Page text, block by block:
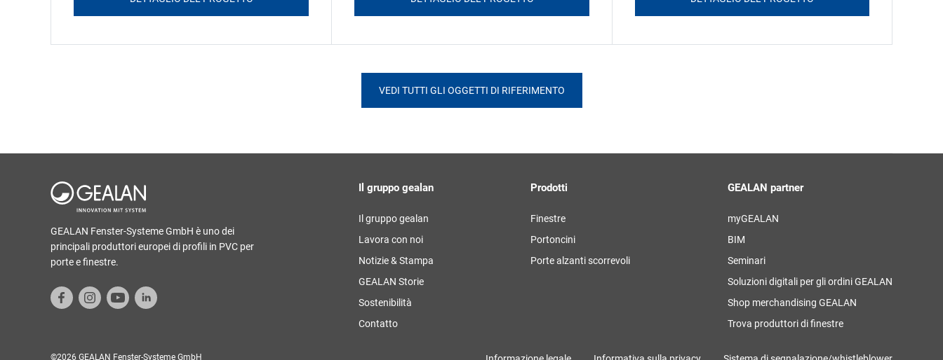
VEDI TUTTI GLI OGGETTI DI RIFERIMENTO
GEALAN Fenster-Systeme GmbH è uno dei
principali produttori europei di profili in PVC per
porte e finestre.
Il gruppo gealan
Il gruppo gealan
Lavora con noi
Notizie & Stampa
GEALAN Storie
Sostenibilità
Contatto
Prodotti
Finestre
Portoncini
Porte alzanti scorrevoli
GEALAN partner
myGEALAN
BIM
Seminari
Soluzioni digitali per gli ordini GEALAN
Shop merchandising GEALAN
Trova produttori di finestre
©2026 GEALAN Fenster-Systeme GmbH